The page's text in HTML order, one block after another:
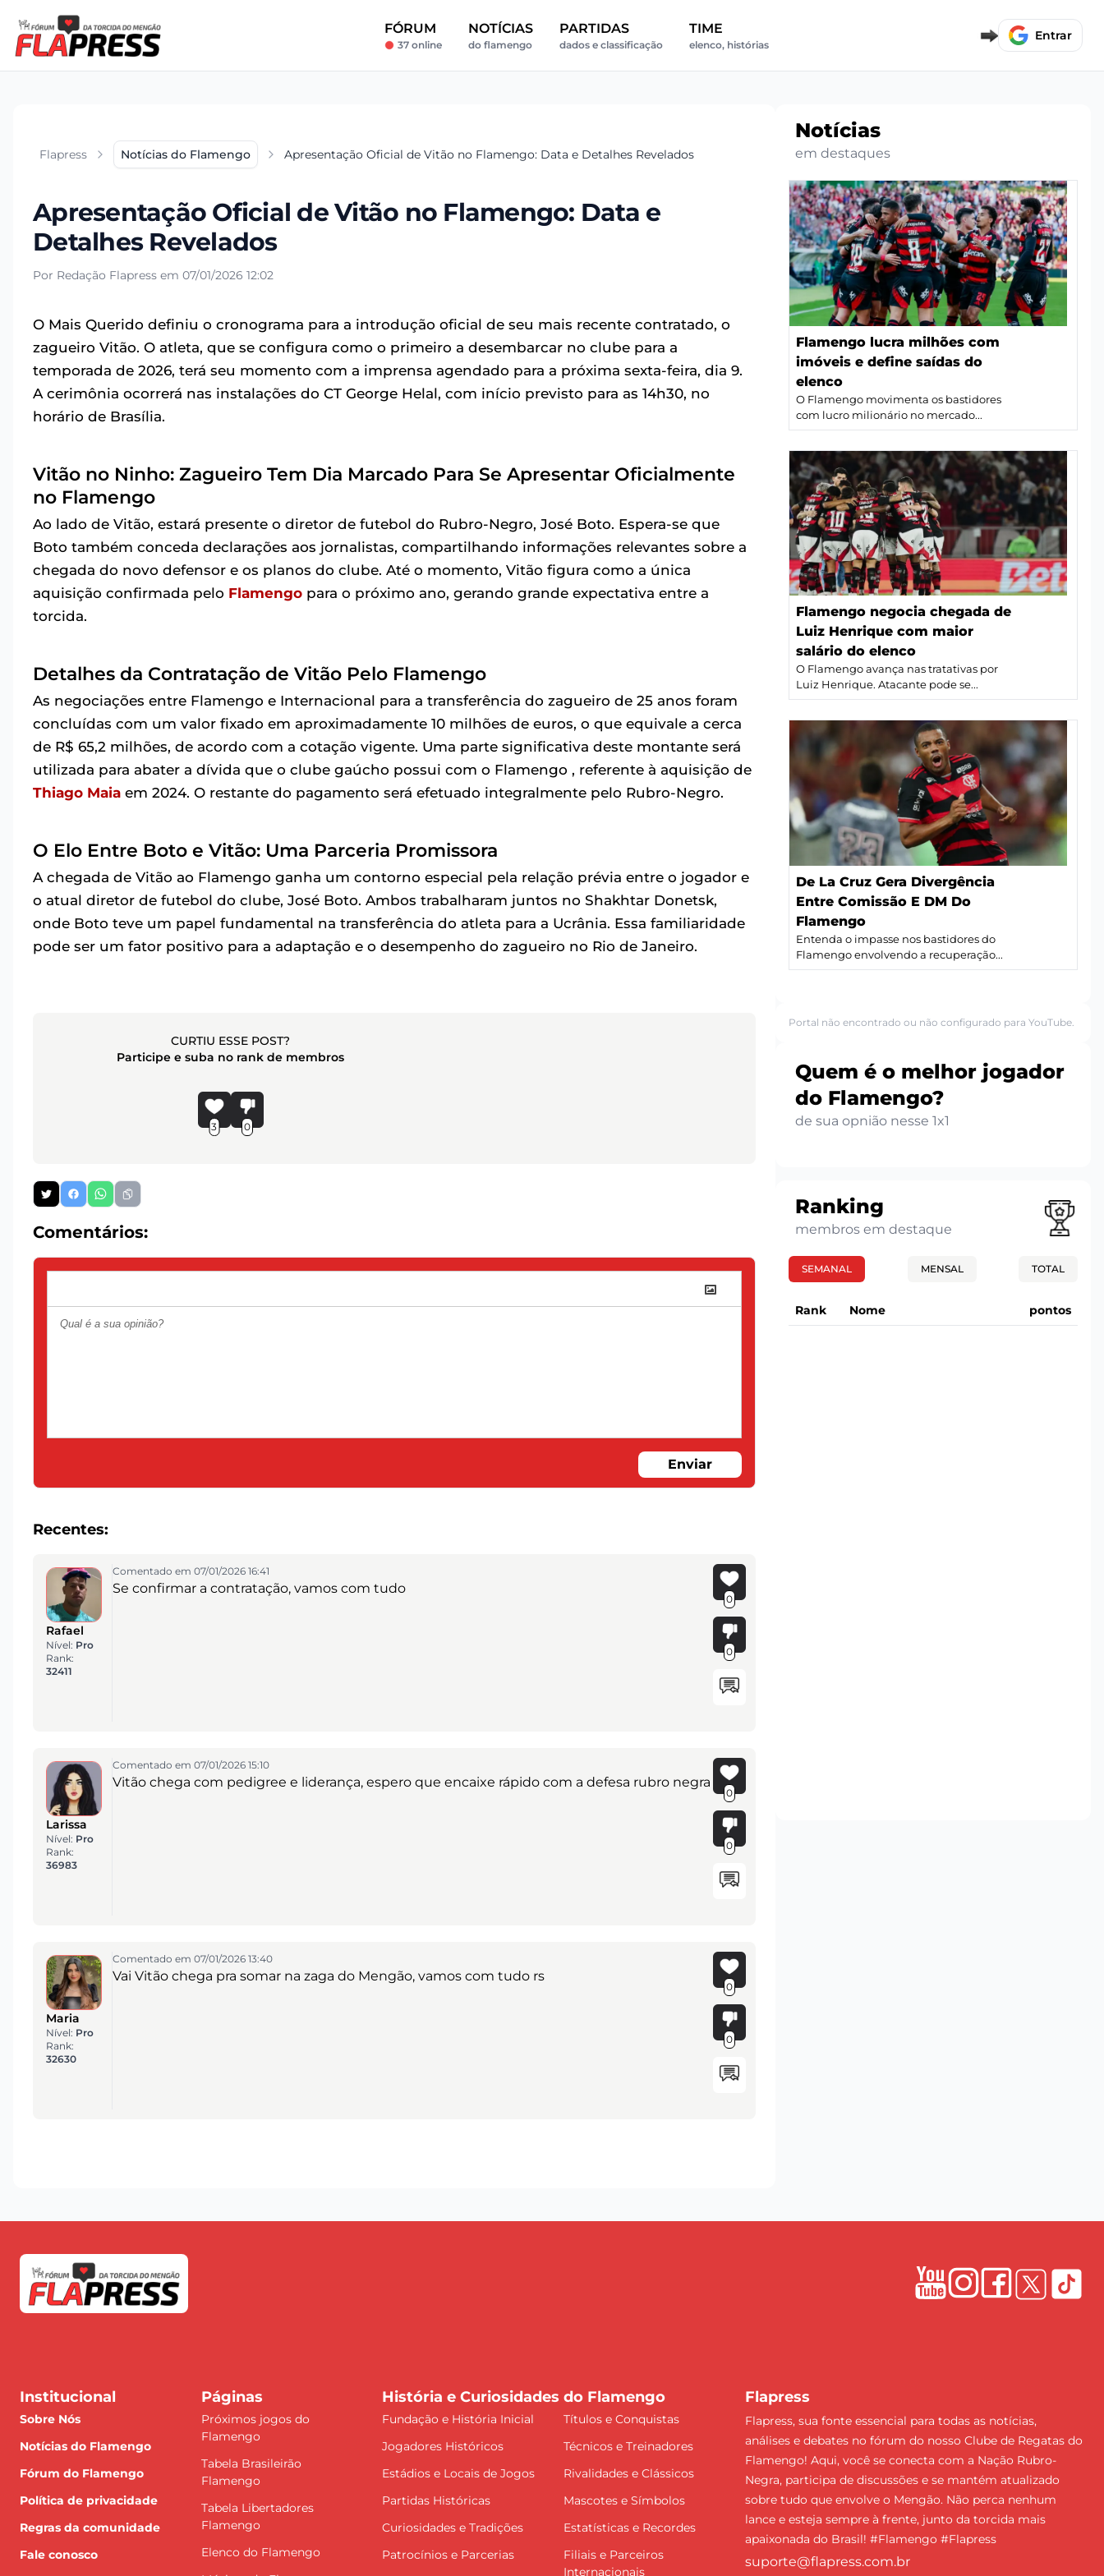
FÓRUM
37 online
NOTÍCIAS
do flamengo
PARTIDAS
dados e classificação
TIME
elenco, histórias
Entrar
Flapress Notícias do Flamengo Apresentação Oficial de Vitão no Flamengo: Data e Detalhes Revelados
Apresentação Oficial de Vitão no Flamengo: Data e
Detalhes Revelados
Por Redação Flapress em 07/01/2026 12:02
O Mais Querido definiu o cronograma para a introdução oficial de seu mais recente contratado, o
zagueiro Vitão. O atleta, que se configura como o primeiro a desembarcar no clube para a
temporada de 2026, terá seu momento com a imprensa agendado para a próxima sexta-feira, dia 9.
A cerimônia ocorrerá nas instalações do CT George Helal, com início previsto para as 14h30, no
horário de Brasília.
Vitão no Ninho: Zagueiro Tem Dia Marcado Para Se Apresentar Oficialmente
no Flamengo
Ao lado de Vitão, estará presente o diretor de futebol do Rubro-Negro, José Boto. Espera-se que
Boto também conceda declarações aos jornalistas, compartilhando informações relevantes sobre a
chegada do novo defensor e os planos do clube. Até o momento, Vitão figura como a única
aquisição confirmada pelo Flamengo para o próximo ano, gerando grande expectativa entre a
torcida.
Detalhes da Contratação de Vitão Pelo Flamengo
As negociações entre Flamengo e Internacional para a transferência do zagueiro de 25 anos foram
concluídas com um valor fixado em aproximadamente 10 milhões de euros, o que equivale a cerca
de R$ 65,2 milhões, de acordo com a cotação vigente. Uma parte significativa deste montante será
utilizada para abater a dívida que o clube gaúcho possui com o Flamengo , referente à aquisição de
Thiago Maia em 2024. O restante do pagamento será efetuado integralmente pelo Rubro-Negro.
O Elo Entre Boto e Vitão: Uma Parceria Promissora
A chegada de Vitão ao Flamengo ganha um contorno especial pela relação prévia entre o jogador e
o atual diretor de futebol do clube, José Boto. Ambos trabalharam juntos no Shakhtar Donetsk,
onde Boto teve um papel fundamental na transferência do atleta para a Ucrânia. Essa familiaridade
pode ser um fator positivo para a adaptação e o desempenho do zagueiro no Rio de Janeiro.
CURTIU ESSE POST?
Participe e suba no rank de membros
3 0
Comentários:
Enviar
Recentes:
Rafael
Nível: Pro
Rank:
32411
Comentado em 07/01/2026 16:41
Se confirmar a contratação, vamos com tudo
0
0
Larissa
Nível: Pro
Rank:
36983
Comentado em 07/01/2026 15:10
Vitão chega com pedigree e liderança, espero que encaixe rápido com a defesa rubro negra
0
0
Maria
Nível: Pro
Rank:
32630
Comentado em 07/01/2026 13:40
Vai Vitão chega pra somar na zaga do Mengão, vamos com tudo rs
0
0
Notícias
em destaques
Flamengo lucra milhões com
imóveis e define saídas do
elenco
O Flamengo movimenta os bastidores
com lucro milionário no mercado...
Flamengo negocia chegada de
Luiz Henrique com maior
salário do elenco
O Flamengo avança nas tratativas por
Luiz Henrique. Atacante pode se...
De La Cruz Gera Divergência
Entre Comissão E DM Do
Flamengo
Entenda o impasse nos bastidores do
Flamengo envolvendo a recuperação...
Portal não encontrado ou não configurado para YouTube.
Quem é o melhor jogador
do Flamengo?
de sua opnião nesse 1x1
Ranking
membros em destaque
SEMANAL MENSAL TOTAL
Rank Nome pontos
Institucional
Sobre Nós
Notícias do Flamengo
Fórum do Flamengo
Política de privacidade
Regras da comunidade
Fale conosco
Páginas
Próximos jogos do
Flamengo
Tabela Brasileirão
Flamengo
Tabela Libertadores
Flamengo
Elenco do Flamengo
História e Curiosidades do Flamengo
Fundação e História Inicial
Títulos e Conquistas
Jogadores Históricos
Técnicos e Treinadores
Estádios e Locais de Jogos
Rivalidades e Clássicos
Partidas Históricas
Mascotes e Símbolos
Curiosidades e Tradições
Estatísticas e Recordes
Patrocínios e Parcerias
Filiais e Parceiros
Internacionais
Flapress
Flapress, sua fonte essencial para todas as notícias,
análises e debates no fórum do nosso Clube de Regatas do
Flamengo! Aqui, você se conecta com a Nação Rubro-
Negra, participa de discussões e se mantém atualizado
sobre tudo que envolve o Mengão. Não perca nenhum
lance e esteja sempre à frente, junto da torcida mais
apaixonada do Brasil! #Flamengo #Flapress
suporte@flapress.com.br